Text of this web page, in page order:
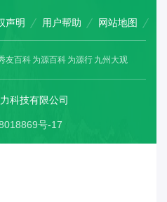
声明 用户帮助 网站地图
友百科 为源百科 为源行 九州大观
科技有限公司
号-17